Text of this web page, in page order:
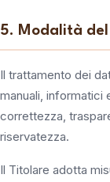
5. Modalità
Il trattamento dei
manuali, informatici
correttezza,
riservatezza.
Il Titolare adotta